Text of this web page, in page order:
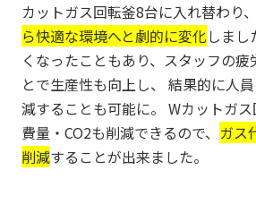
カットガス回転釜8台に入れ替わり、
ら快適な環境へと劇的に変化しまし
くなったこともあり、スタッフの
とで生産性も向上し、 結果的に人
減することも可能に。 Wカットガ
費量・CO2も削減できるので、 ガス
削減することが出来ました。